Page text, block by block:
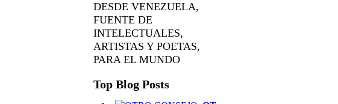
DESDE VENEZUELA,
FUENTE DE
INTELECTUALES,
ARTISTAS Y POETAS,
PARA EL MUNDO
Top Blog Posts